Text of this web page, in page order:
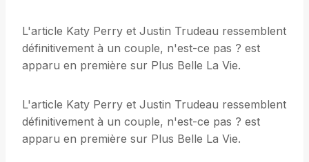
L'article Katy Perry et Justin Trudeau ressemblent
définitivement à un couple, n'est-ce pas ? est
apparu en première sur Plus Belle La Vie.
L'article Katy Perry et Justin Trudeau ressemblent
définitivement à un couple, n'est-ce pas ? est
apparu en première sur Plus Belle La Vie.